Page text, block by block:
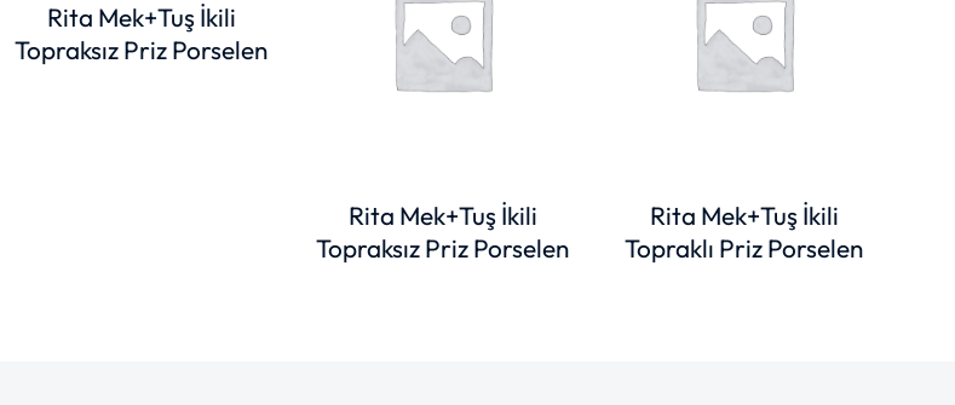
Rita Mek+Tuş İkili
Topraksız Priz Porselen
Rita Mek+Tuş İkili
Topraksız Priz Porselen
Rita Mek+Tuş İkili
Topraklı Priz Porselen